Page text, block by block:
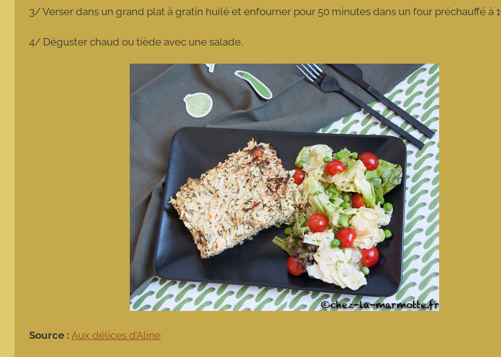
3/ Verser dans un grand plat à gratin huilé et enfourner pour 50 minutes dans un four préchauffé à
4/ Déguster chaud ou tiède avec une salade.
Source : Aux délices d’Aline